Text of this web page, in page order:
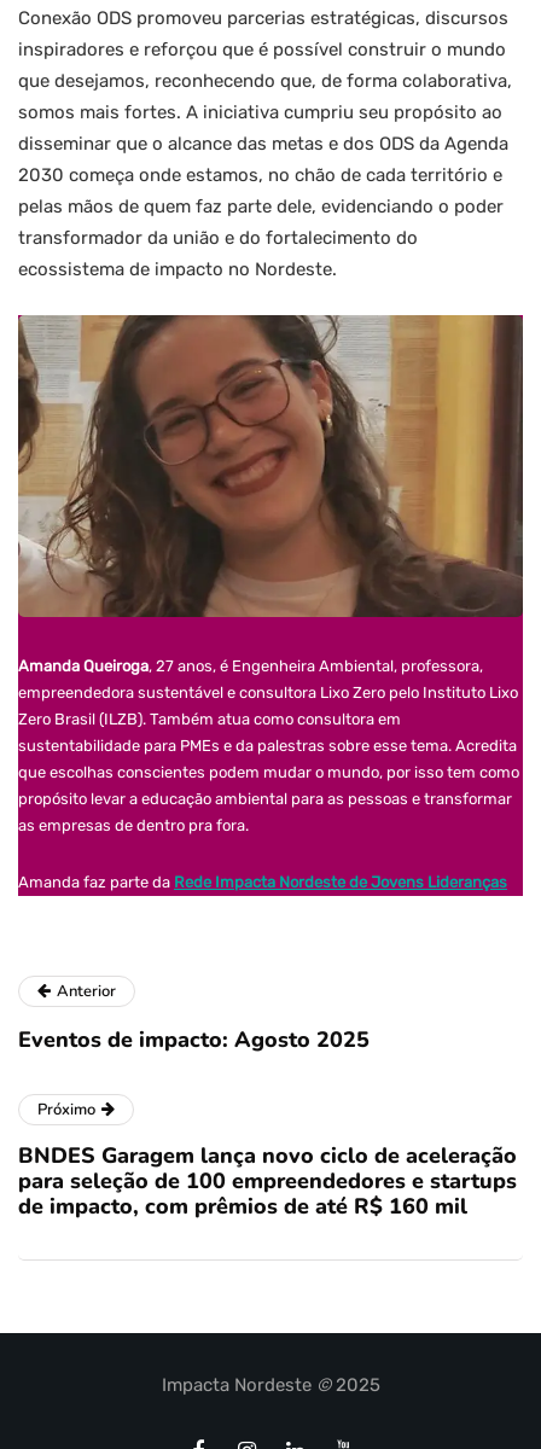
Conexão ODS promoveu parcerias estratégicas, discursos
inspiradores e reforçou que é possível construir o mundo
que desejamos, reconhecendo que, de forma colaborativa,
somos mais fortes. A iniciativa cumpriu seu propósito ao
disseminar que o alcance das metas e dos ODS da Agenda
2030 começa onde estamos, no chão de cada território e
pelas mãos de quem faz parte dele, evidenciando o poder
transformador da união e do fortalecimento do
ecossistema de impacto no Nordeste.
Amanda Queiroga, 27 anos, é Engenheira Ambiental, professora,
empreendedora sustentável e consultora Lixo Zero pelo Instituto Lixo
Zero Brasil (ILZB). Também atua como consultora em
sustentabilidade para PMEs e da palestras sobre esse tema. Acredita
que escolhas conscientes podem mudar o mundo, por isso tem como
propósito levar a educação ambiental para as pessoas e transformar
as empresas de dentro pra fora.
Amanda faz parte da Rede Impacta Nordeste de Jovens Lideranças
Anterior
Eventos de impacto: Agosto 2025
Próximo
BNDES Garagem lança novo ciclo de aceleração
para seleção de 100 empreendedores e startups
de impacto, com prêmios de até R$ 160 mil
Impacta Nordeste ©2025